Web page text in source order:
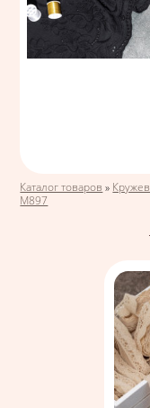
Вы здесь
Каталог товаров »
М897